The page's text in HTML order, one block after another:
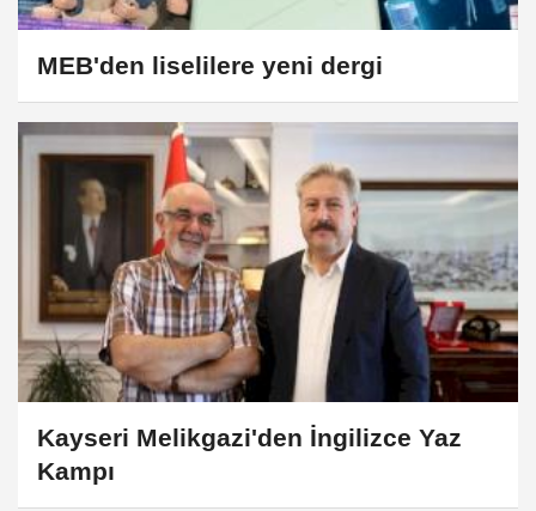
MEB'den liselilere yeni dergi
Kayseri Melikgazi'den İngilizce Yaz
Kampı